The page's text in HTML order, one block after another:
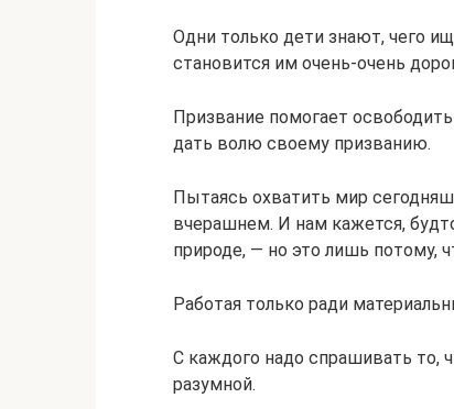
Одни только дети знают, чего
становится им очень-очень
Призвание помогает
дать волю своему призванию.
Пытаясь охватить мир
вчерашнем. И нам кажется,
природе, — но это лишь потому,
Работая только ради
С каждого надо спрашивать то,
разумной.